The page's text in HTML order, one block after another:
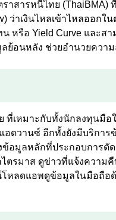
สารหนี้ไทย (ThaiBMA)
ว่าเงินไหลเข้าไหลออกใ
หรือ Yield Curve และส
ย้อนหลัง ช่วยอำนวยควา
ที่เหมาะกับทั้งนักลงทุนมื
อดวานซ์ อีกทั้งยังมีบริกา
อมูลหลักที่ประกอบการตั
ตรมาส ดูข่าวที่แจ้งความ
หลดแอพดูข้อมูลในมือถือ